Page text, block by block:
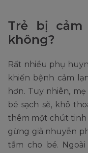
Trẻ bị
không?
Rất nhiều phụ
khiến bệnh cảm
hơn. Tuy nhiên,
bé sạch sẽ, khô
thêm một chút tinh
gừng giã nhuyễn
tắm cho bé.